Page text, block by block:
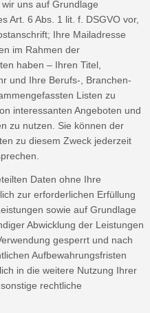
uns auf Grundlage
Art. 6 Abs. 1 lit. f. DSGVO vor,
Ihre Mailadresse
im Rahmen der
haben – Ihren Titel,
und Ihre Berufs-, Branchen-
Listen zu
interessanten Angeboten und
zu nutzen. Sie können der
zu diesem Zweck jederzeit
Daten ohne Ihre
zur erforderlichen Erfüllung
sowie auf Grundlage
Abwicklung der Leistungen
gesperrt und nach
Aufbewahrungsfristen
in die weitere Nutzung Ihrer
rechtliche